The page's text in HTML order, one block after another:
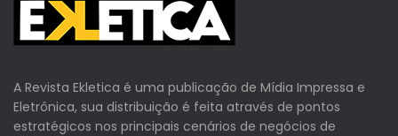
A Revista Ekletica é uma publicação de Mídia Impressa e
Eletrônica, sua distribuição é feita através de pontos
estratégicos nos principais cenários de negócios de